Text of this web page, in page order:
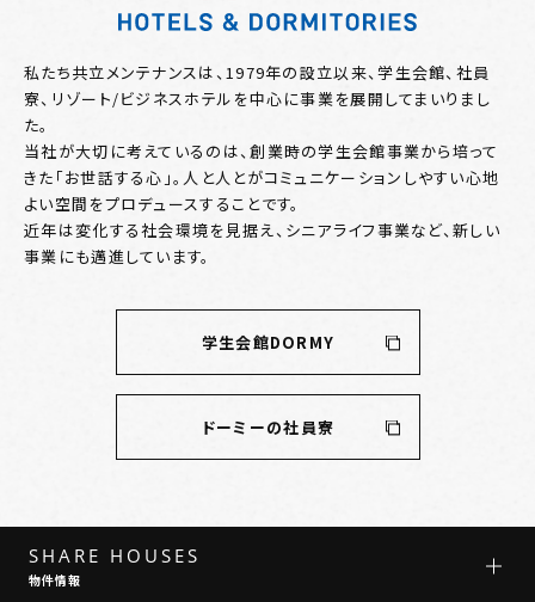
私たち共立メンテナンスは、1979年の設立以来、学生会館、社員
寮、リゾート/ビジネスホテルを中心に事業を展開してまいりまし
た。
当社が大切に考えているのは、創業時の学生会館事業から培って
きた「お世話する心」。人と人とがコミュニケーションしやすい心地
よい空間をプロデュースすることです。
近年は変化する社会環境を見据え、シニアライフ事業など、新しい
事業にも邁進しています。
学生会館DORMY
ドーミーの社員寮
SHARE HOUSES
物件情報